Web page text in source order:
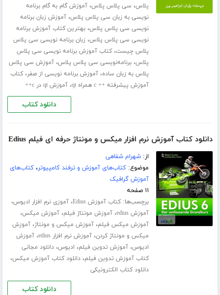
پلاس، سی پلاس پلاس،آموزش گام به گام برنامه
نویسی به زبان سی پلاس پلاس،آموزش زبان برنامه
نویسی سی پلاس پلاس،بهترین کتاب آموزش برنامه
نویسی سی پلاس پلاس، زبان برنامه نویسی سی پلاس
پلاس چیست،کتاب آموزش برنامه نویسی سی پلاس
پلاس،برنامه‌نویسی سی پلاس پلاس،آموزش سی پلاس
پلاس به زبان ساده،آموزش برنامه نویسی از صفر،کتاب
آموزش پیشرفته ++ c همراه qt
،آموزش qt در c++
دانلود کتاب
دانلود کتاب آموزش نرم افزار میکس و مونتاژ حرفه ای فیلم Edius
از:شهرام شفاهی
موضوع:کتاب‌های آموزش و ترفند کامپیوتر،کتاب‌های
آموزش گرافیک
۱۱ صفحه
برچسب‌ها:کتاب آموزش Edius ،آموزی نرم افزار ادیوس،
آموزش edius ،آموزش مونتاژ فیلم،آموزش میکس،
آموزش میکس فیلم،آموزش میکس و مونتاژ،آموزش
میکس و مونتاژ کردن،آموزش نرم افزار edius ،آموزش
ادیوس،آموزش تدوین فیلم، ادیوس،دانلود مجانی
کتاب آموزش تدوین فیلم،دانلود کتاب آموزش میکس،
دانلود کتاب الکترونیکی
دانلود کتاب